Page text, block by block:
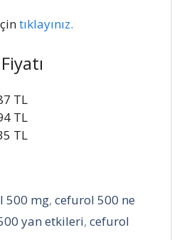
tıklayınız.
TL
TL
TL
500 mg,cefurol 500 ne
yan etkileri, cefurol